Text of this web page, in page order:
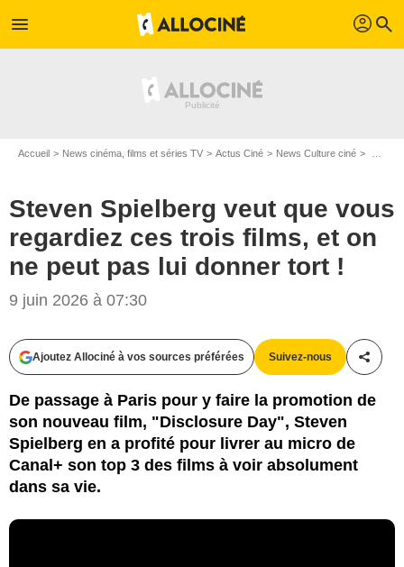
menu profil search
Accueil News cinéma, films et séries TV Actus Ciné News Culture ciné
Steven Spielberg veut que vous
regardiez ces trois films, et on
ne peut pas lui donner tort !
9 juin 2026 à 07:30
Ajoutez Allociné à vos sources préférées Suivez-nous
De passage à Paris pour y faire la promotion de
son nouveau film, "Disclosure Day", Steven
Spielberg en a profité pour livrer au micro de
Canal+ son top 3 des films à voir absolument
dans sa vie.